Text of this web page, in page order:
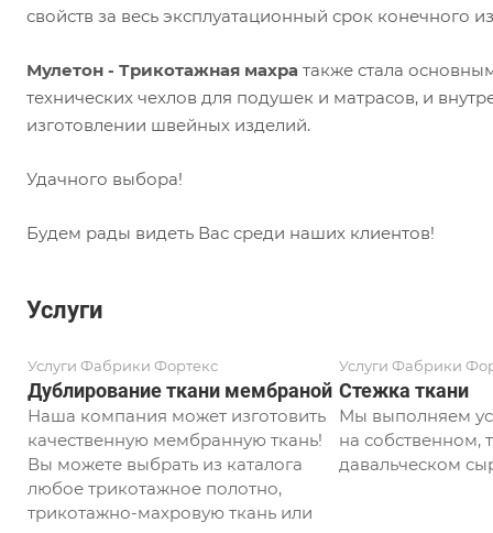
свойств за весь эксплуатационный срок конечного
Мулетон - Трикотажная махра также стала
технических чехлов для подушек и матрасов, и
изготовлении швейных изделий.
Удачного выбора!
Будем рады видеть Вас среди наших клиентов!
Услуги
Услуги Фабрики Фортекс
Дублирование ткани мембраной
Наша компания может изготовить
качественную мембранную ткань!
Вы можете выбрать из каталога
любое трикотажное полотно,
трикотажно-махровую ткань или
Услуги Фабрики
Стежка ткани
Мы выполняем
на собственном,
давальческом